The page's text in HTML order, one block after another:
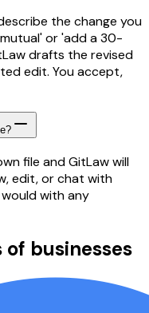
the change you
or 'add a 30-
drafts the revised
edit. You accept,
file and GitLaw will
edit, or chat with
with any
businesses